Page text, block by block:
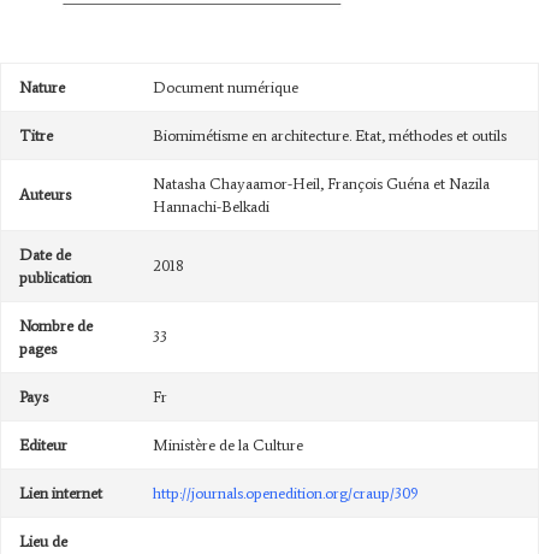
Nature Document numérique
Titre Biomimétisme en architecture. Etat, méthodes et outils
Auteurs
Natasha Chayaamor-Heil, François Guéna et Nazila
Hannachi-Belkadi
Date de
publication
2018
Nombre de
pages
33
Pays Fr
Editeur Ministère de la Culture
Lien internet http://journals.openedition.org/craup/309
Lieu de